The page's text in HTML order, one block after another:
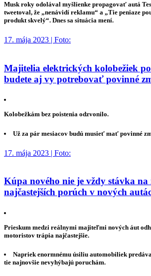
Musk roky odolával myšlienke propagovať autá
tweetoval, že „nenávidí reklamu“ a „Tie peniaze
produkt skvelý“. Dnes sa situácia mení.
17. mája 2023 | Foto:
Majitelia elektrických kolobežiek
budete aj vy potrebovať povinné
Kolobežkám bez poistenia odzvonilo.
Už za pár mesiacov budú musieť mať povinné
17. mája 2023 | Foto:
Kúpa nového nie je vždy stávka na
najčastejších porúch v nových
Prieskum medzi reálnymi majiteľmi nových áut
motoristov trápia najčastejšie.
Napriek enormnému úsiliu automobiliek
tie najnovšie nevyhýbajú poruchám.